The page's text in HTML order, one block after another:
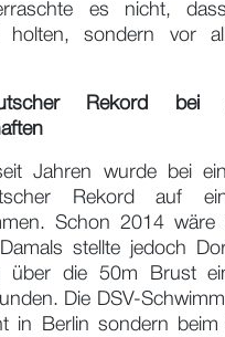
es nicht,
holten, sondern vor
Rekord bei
Jahren wurde bei
Rekord auf
Schon 2014 wäre
stellte jedoch
über die 50m Brust
Die DSV-
in Berlin sondern beim